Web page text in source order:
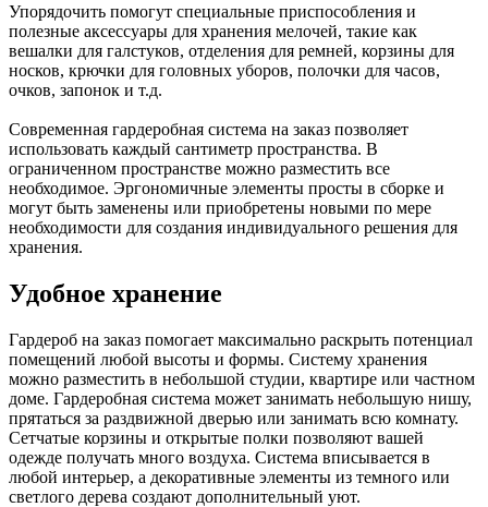
Упорядочить помогут специальные приспособления и
полезные аксессуары для хранения мелочей, такие как
вешалки для галстуков, отделения для ремней, корзины для
носков, крючки для головных уборов, полочки для часов,
очков, запонок и т.д.
Современная гардеробная система на заказ позволяет
использовать каждый сантиметр пространства. В
ограниченном пространстве можно разместить все
необходимое. Эргономичные элементы просты в сборке и
могут быть заменены или приобретены новыми по мере
необходимости для создания индивидуального решения для
хранения.
Удобное хранение
Гардероб на заказ помогает максимально раскрыть потенциал
помещений любой высоты и формы. Систему хранения
можно разместить в небольшой студии, квартире или частном
доме. Гардеробная система может занимать небольшую нишу,
прятаться за раздвижной дверью или занимать всю комнату.
Сетчатые корзины и открытые полки позволяют вашей
одежде получать много воздуха. Система вписывается в
любой интерьер, а декоративные элементы из темного или
светлого дерева создают дополнительный уют.